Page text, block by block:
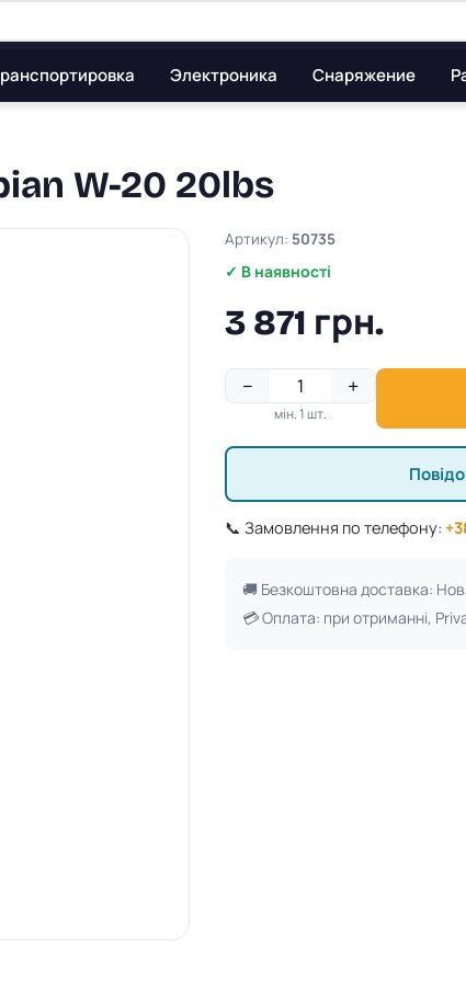
Электроника Снаряжение
W-20 20lbs
Артикул: 50735
✓ В наявності
3 871 грн.
− +
мін. 1 шт.
📞 Замовлення по телефону:
🚚 Безкоштовна доставка:
💳 Оплата: при отриманні,